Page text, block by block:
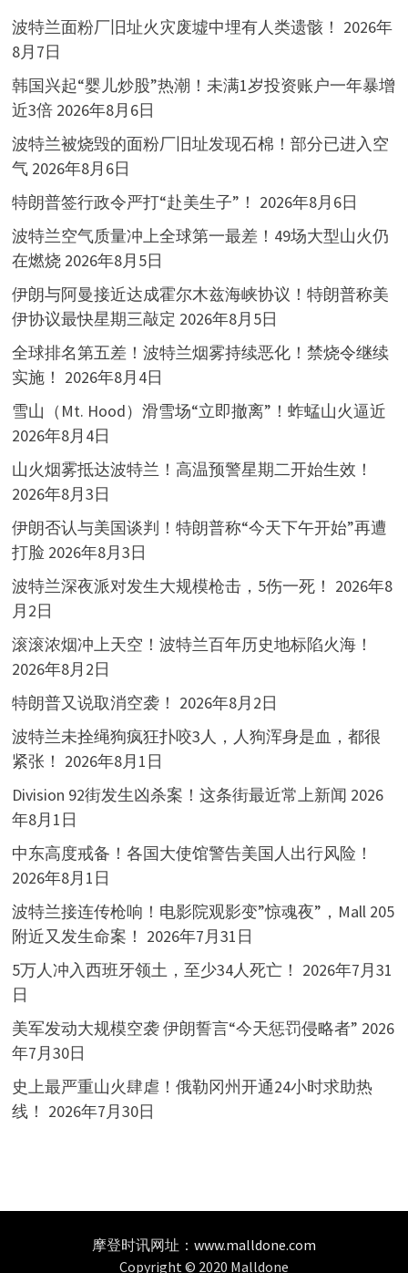
波特兰面粉厂旧址火灾废墟中埋有人类遗骸！ 2026年
8月7日
韩国兴起“婴儿炒股”热潮！未满1岁投资账户一年暴增
近3倍 2026年8月6日
波特兰被烧毁的面粉厂旧址发现石棉！部分已进入空
气 2026年8月6日
特朗普签行政令严打“赴美生子”！ 2026年8月6日
波特兰空气质量冲上全球第一最差！49场大型山火仍
在燃烧 2026年8月5日
伊朗与阿曼接近达成霍尔木兹海峡协议！特朗普称美
伊协议最快星期三敲定 2026年8月5日
全球排名第五差！波特兰烟雾持续恶化！禁烧令继续
实施！ 2026年8月4日
雪山（Mt. Hood）滑雪场“立即撤离”！蚱蜢山火逼近
2026年8月4日
山火烟雾抵达波特兰！高温预警星期二开始生效！
2026年8月3日
伊朗否认与美国谈判！特朗普称“今天下午开始”再遭
打脸 2026年8月3日
波特兰深夜派对发生大规模枪击，5伤一死！ 2026年8
月2日
滚滚浓烟冲上天空！波特兰百年历史地标陷火海！
2026年8月2日
特朗普又说取消空袭！ 2026年8月2日
波特兰未拴绳狗疯狂扑咬3人，人狗浑身是血，都很
紧张！ 2026年8月1日
Division 92街发生凶杀案！这条街最近常上新闻 2026
年8月1日
中东高度戒备！各国大使馆警告美国人出行风险！
2026年8月1日
波特兰接连传枪响！电影院观影变”惊魂夜”，Mall 205
附近又发生命案！ 2026年7月31日
5万人冲入西班牙领土，至少34人死亡！ 2026年7月31
日
美军发动大规模空袭 伊朗誓言“今天惩罚侵略者” 2026
年7月30日
史上最严重山火肆虐！俄勒冈州开通24小时求助热
线！ 2026年7月30日
摩登时讯网址： www.malldone.com
Copyright © 2020 Malldone